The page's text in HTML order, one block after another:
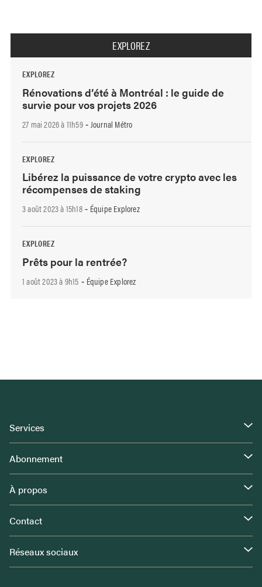
EXPLOREZ
EXPLOREZ
Rénovations d’été à Montréal : le guide de
survie pour vos projets 2026
27 mai 2026 à 11h59- Journal Métro
EXPLOREZ
Libérez la puissance de votre crypto avec les
récompenses de staking
3 août 2023 à 15h18- Équipe Explorez
EXPLOREZ
Prêts pour la rentrée?
1 août 2023 à 9h15 - Équipe Explorez
Services
Abonnement
À propos
Contact
Réseaux sociaux